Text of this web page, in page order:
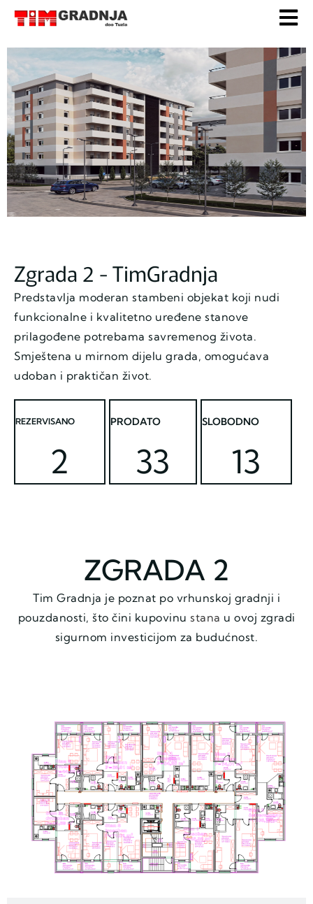
Zgrada 2 - TimGradnja
Predstavlja moderan stambeni objekat koji nudi
funkcionalne i kvalitetno uređene stanove
prilagođene potrebama savremenog života.
Smještena u mirnom dijelu grada, omogućava
udoban i praktičan život.
2
REZERVISANO
33
PRODATO
13
SLOBODNO
ZGRADA 2
Tim Gradnja je poznat po vrhunskoj gradnji i
pouzdanosti, što čini kupovinu stana u ovoj zgradi
sigurnom investicijom za budućnost.